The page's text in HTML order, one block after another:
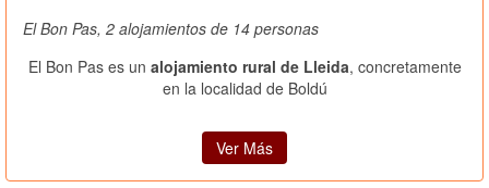
El Bon Pas, 2 alojamientos de 14 personas
El Bon Pas es un alojamiento rural de Lleida, concretamente
en la localidad de Boldú
Ver Más